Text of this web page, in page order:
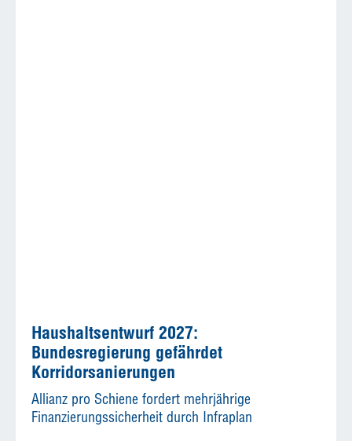
Haushaltsentwurf 2027:
Bundesregierung gefährdet
Korridorsanierungen
Allianz pro Schiene fordert mehrjährige
Finanzierungssicherheit durch Infraplan